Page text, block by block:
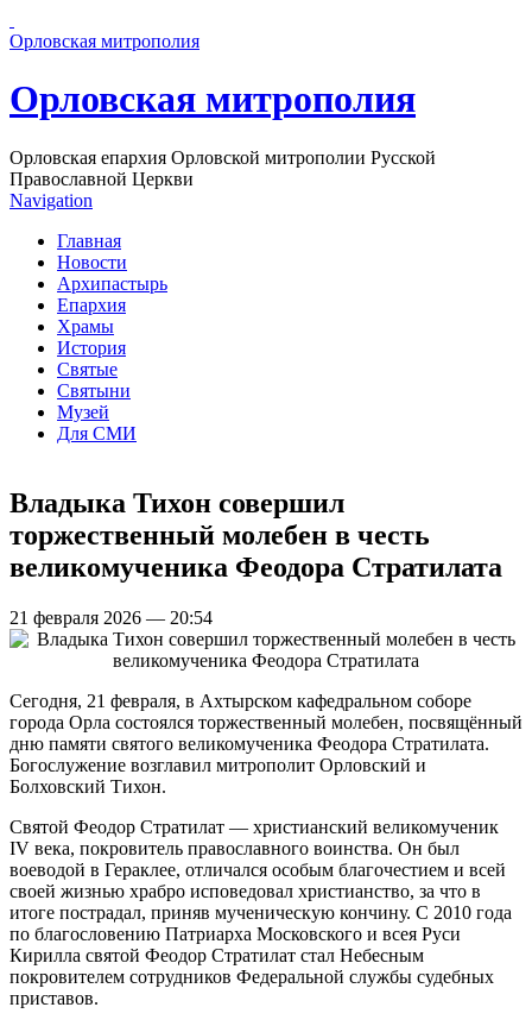
Орловская митрополия
Орловская митрополия
Орловская епархия Орловской митрополии Русской
Православной Церкви
Navigation
Главная
Новости
Архипастырь
Епархия
Храмы
История
Святые
Святыни
Музей
Для СМИ
Владыка Тихон совершил
торжественный молебен в честь
великомученика Феодора Стратилата
21 февраля 2026 — 20:54
Сегодня, 21 февраля, в Ахтырском кафедральном соборе
города Орла состоялся торжественный молебен, посвящённый
дню памяти святого великомученика Феодора Стратилата.
Богослужение возглавил митрополит Орловский и
Болховский Тихон.
Святой Феодор Стратилат — христианский великомученик
IV века, покровитель православного воинства. Он был
воеводой в Гераклее, отличался особым благочестием и всей
своей жизнью храбро исповедовал христианство, за что в
итоге пострадал, приняв мученическую кончину. С 2010 года
по благословению Патриарха Московского и всея Руси
Кирилла святой Феодор Стратилат стал Небесным
покровителем сотрудников Федеральной службы судебных
приставов.